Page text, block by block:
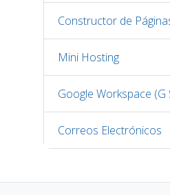
Constructor de
Mini Hosting
Google Workspace (G
Correos Electrónicos